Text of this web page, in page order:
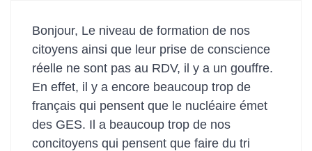
Bonjour, Le niveau de formation de nos
citoyens ainsi que leur prise de conscience
réelle ne sont pas au RDV, il y a un gouffre.
En effet, il y a encore beaucoup trop de
français qui pensent que le nucléaire émet
des GES. Il a beaucoup trop de nos
concitoyens qui pensent que faire du tri